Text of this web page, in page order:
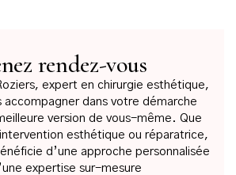
rendez-vous
expert en chirurgie esthétique,
accompagner dans votre démarche
version de vous-même. Que
esthétique ou réparatrice,
d’une approche personnalisée
expertise sur-mesure